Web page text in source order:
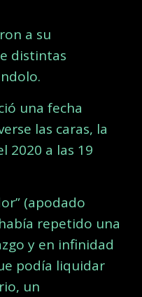
a su
distintas
una fecha
las caras, la
2020 a las 19
(apodado
repetido una
y en infinidad
podía liquidar
un